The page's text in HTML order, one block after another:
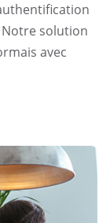
solution
avec